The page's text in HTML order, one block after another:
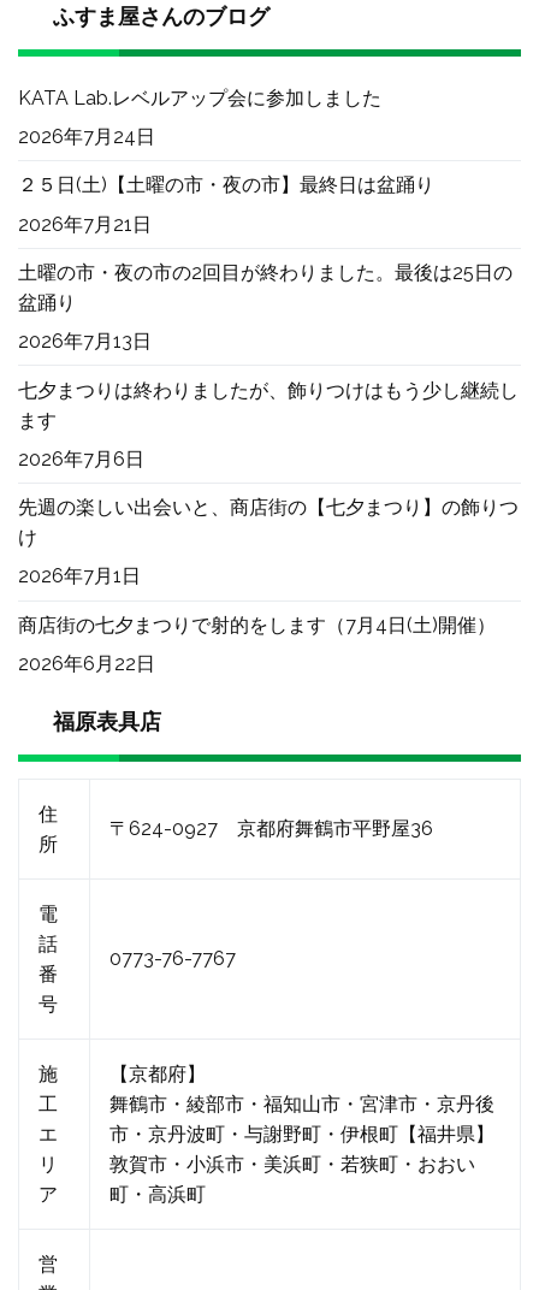
ふすま屋さんのブログ
KATA Lab.レベルアップ会に参加しました
2026年7月24日
２５日(土)【土曜の市・夜の市】最終日は盆踊り
2026年7月21日
土曜の市・夜の市の2回目が終わりました。最後は25日の
盆踊り
2026年7月13日
七夕まつりは終わりましたが、飾りつけはもう少し継続し
ます
2026年7月6日
先週の楽しい出会いと、商店街の【七夕まつり】の飾りつ
け
2026年7月1日
商店街の七夕まつりで射的をします（7月4日(土)開催）
2026年6月22日
福原表具店
住
所
〒624-0927 京都府舞鶴市平野屋36
電
話
番
号
0773-76-7767
施
工
エ
リ
ア
【京都府】
舞鶴市・綾部市・福知山市・宮津市・京丹後
市・京丹波町・与謝野町・伊根町【福井県】
敦賀市・小浜市・美浜町・若狭町・おおい
町・高浜町
営